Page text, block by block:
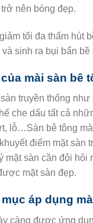
nên bóng đẹp.
tối đa thấm hút
sinh ra bụi bẩn bề
mài sàn bê
truyền thống như
che dấu tất cả
lỗ…Sàn bê tông
điểm mặt sàn
mặt sàn cần đỏi
mặt sàn đẹp.
áp dụng
càng được ứng